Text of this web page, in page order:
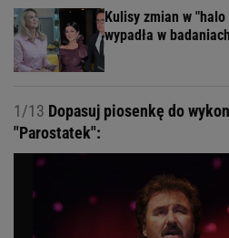
Kulisy zmian w
wypadła w
1/13 Dopasuj piosenkę do
"Parostatek":